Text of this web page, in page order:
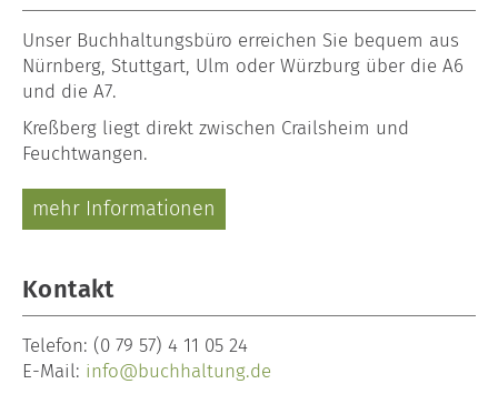
Unser Buchhaltungsbüro erreichen Sie bequem aus
Nürnberg, Stuttgart, Ulm oder Würzburg über die A6
und die A7.
Kreßberg liegt direkt zwischen Crailsheim und
Feuchtwangen.
mehr Informationen
Kontakt
Telefon: (0 79 57) 4 11 05 24
E-Mail: info@buchhaltung.de